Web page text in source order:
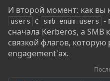
И второй момент: как вы
users
с smb-enum-users
-
сначала Kerberos, а SMB
связкой флагов,
engagement'ах.